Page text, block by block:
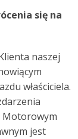
się na
naszej
właściciela.
Motorowym
jest